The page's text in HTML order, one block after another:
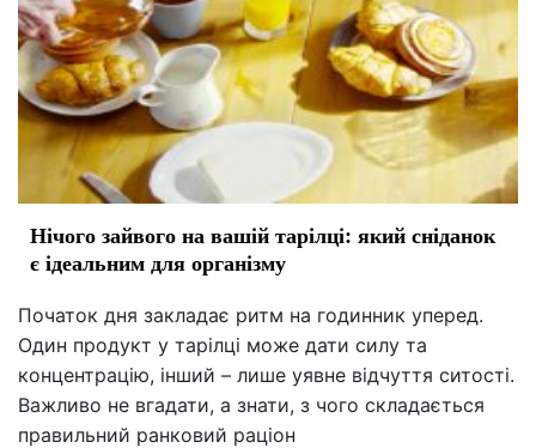
Нічого зайвого на вашій тарілці: який сніданок
є ідеальним для організму
Початок дня закладає ритм на годинник уперед.
Один продукт у тарілці може дати силу та
концентрацію, інший – лише уявне відчуття ситості.
Важливо не вгадати, а знати, з чого складається
правильний ранковий раціон